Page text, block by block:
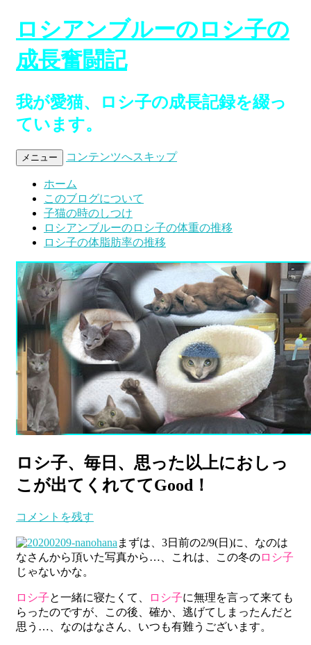
ロシアンブルーのロシ子の
成長奮闘記
我が愛猫、ロシ子の成長記録を綴っ
ています。
メニュー コンテンツへスキップ
ホーム
このブログについて
子猫の時のしつけ
ロシアンブルーのロシ子の体重の推移
ロシ子の体脂肪率の推移
ロシ子、毎日、思った以上におしっ
こが出てくれててGood！
コメントを残す
まずは、3日前の2/9(日)に、なのは
なさんから頂いた写真から…、これは、この冬のロシ子
じゃないかな。
ロシ子と一緒に寝たくて、 ロシ子に無理を言って来ても
らったのですが、この後、確か、逃げてしまったんだと
思う…、なのはなさん、いつも有難うございます。